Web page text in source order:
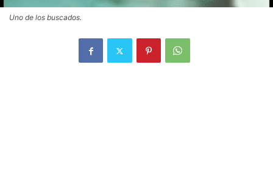
Uno de los buscados.